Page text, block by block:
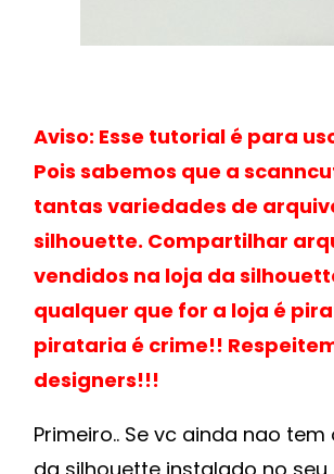
Aviso: Esse tutorial é para
Pois sabemos que a
tantas variedades de
silhouette. Compartilhar
vendidos na loja da
qualquer que for a loja é
pirataria é crime!!
designers!!!
Primeiro.. Se vc ainda nao